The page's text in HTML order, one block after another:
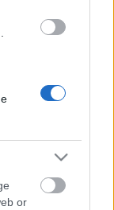
or
és
A
előtt – aztán
tagnak.
a 2016-